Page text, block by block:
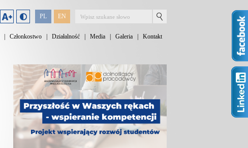
PL EN
Członkostwo Działalność Media Galeria Kontakt